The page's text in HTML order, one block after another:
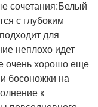
сочетания:Белый
с глубоким
для
неплохо идет
очень хорошо еще
босоножки на
к